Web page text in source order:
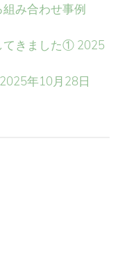
み合わせ事例
てきました① 2025
2025年10月28日